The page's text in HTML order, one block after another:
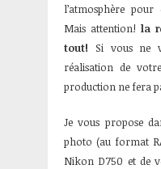
l’atmosphère
Mais attention! la
tout! Si vous ne
réalisation de
production ne fera
Je vous propose
photo (au format
Nikon D750 et de